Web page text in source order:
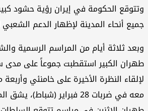
وتتوقع الحكومة في إيران رؤية حشود
جميع أنحاء المدينة لإظهار الدعم
وبعد ثلاثة أيام من المراسم الرسمية
طهران الكبير استقطبت جموعاً على مدى
لإلقاء النظرة الأخيرة على خامنئي
معه في ضربات 28 فبراير